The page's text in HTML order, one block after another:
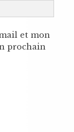
et mon
prochain